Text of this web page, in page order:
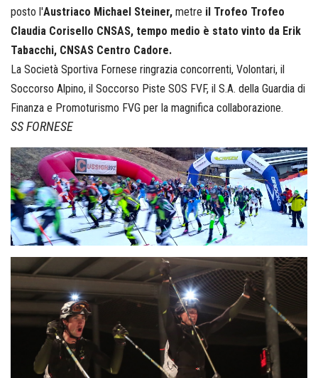
posto l'Austriaco Michael Steiner, metre il Trofeo Trofeo
Claudia Corisello CNSAS, tempo medio è stato vinto da Erik
Tabacchi, CNSAS Centro Cadore.
La Società Sportiva Fornese ringrazia concorrenti, Volontari, il
Soccorso Alpino, il Soccorso Piste SOS FVF, il S.A. della Guardia di
Finanza e Promoturismo FVG per la magnifica collaborazione.
SS FORNESE